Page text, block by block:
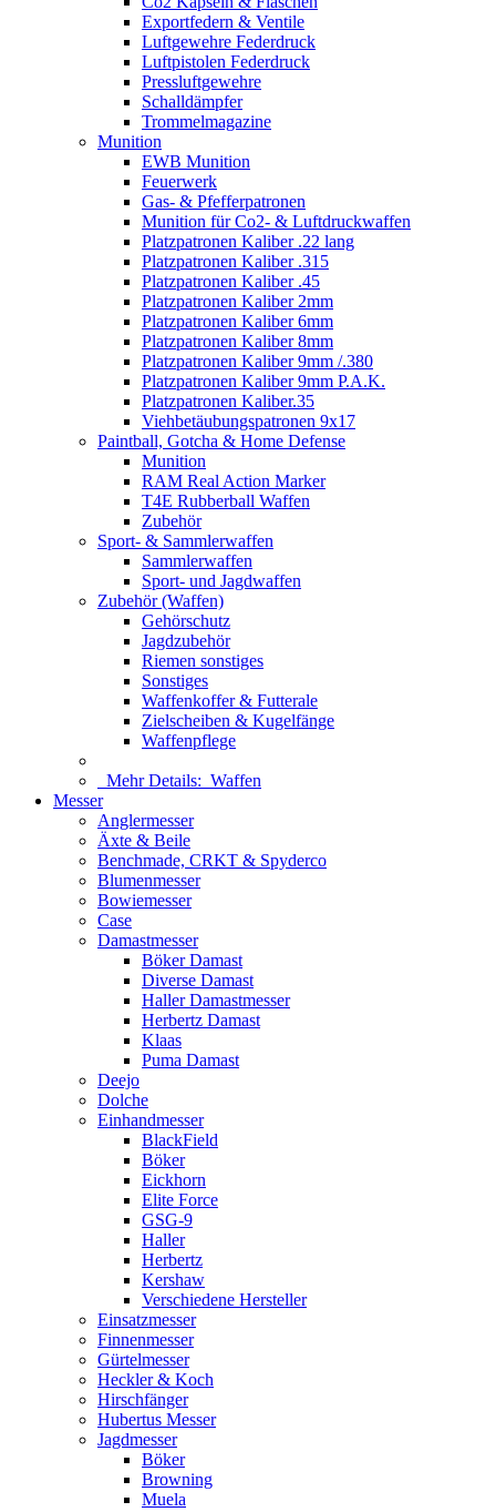
Exportfedern & Ventile
Luftgewehre Federdruck
Luftpistolen Federdruck
Pressluftgewehre
Schalldämpfer
Trommelmagazine
Munition
EWB Munition
Feuerwerk
Gas- & Pfefferpatronen
Munition für Co2- & Luftdruckwaffen
Platzpatronen Kaliber .22 lang
Platzpatronen Kaliber .315
Platzpatronen Kaliber .45
Platzpatronen Kaliber 2mm
Platzpatronen Kaliber 6mm
Platzpatronen Kaliber 8mm
Platzpatronen Kaliber 9mm /.380
Platzpatronen Kaliber 9mm P.A.K.
Platzpatronen Kaliber.35
Viehbetäubungspatronen 9x17
Paintball, Gotcha & Home Defense
Munition
RAM Real Action Marker
T4E Rubberball Waffen
Zubehör
Sport- & Sammlerwaffen
Sammlerwaffen
Sport- und Jagdwaffen
Zubehör (Waffen)
Gehörschutz
Jagdzubehör
Riemen sonstiges
Sonstiges
Waffenkoffer & Futterale
Zielscheiben & Kugelfänge
Waffenpflege
Mehr Details: Waffen
Messer
Anglermesser
Äxte & Beile
Benchmade, CRKT & Spyderco
Blumenmesser
Bowiemesser
Case
Damastmesser
Böker Damast
Diverse Damast
Haller Damastmesser
Herbertz Damast
Klaas
Puma Damast
Deejo
Dolche
Einhandmesser
BlackField
Böker
Eickhorn
Elite Force
GSG-9
Haller
Herbertz
Kershaw
Verschiedene Hersteller
Einsatzmesser
Finnenmesser
Gürtelmesser
Heckler & Koch
Hirschfänger
Hubertus Messer
Jagdmesser
Böker
Browning
Muela